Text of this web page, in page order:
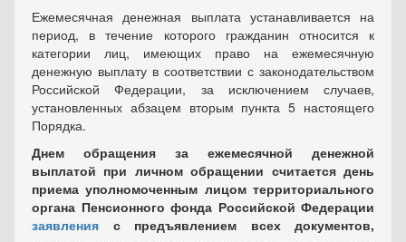
Ежемесячная денежная выплата устанавливается на
период, в течение которого гражданин относится к
категории лиц, имеющих право на ежемесячную
денежную выплату в соответствии с законодательством
Российской Федерации, за исключением случаев,
установленных абзацем вторым пункта 5 настоящего
Порядка.
Днем обращения за ежемесячной денежной
выплатой при личном обращении считается день
приема уполномоченным лицом территориального
органа Пенсионного фонда Российской Федерации
заявления с предъявлением всех документов,